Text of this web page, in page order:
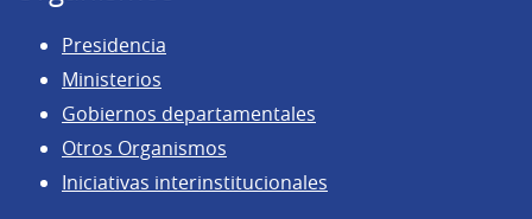
Presidencia
Ministerios
Gobiernos departamentales
Otros Organismos
Iniciativas interinstitucionales